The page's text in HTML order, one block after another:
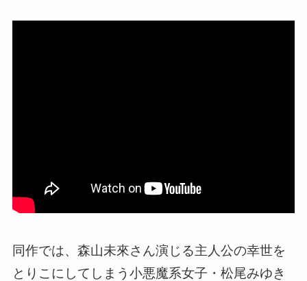
同作では、森山未來さん演じる主人公の幸世を
とりこにしてしまう小悪魔系女子・松尾みゆき